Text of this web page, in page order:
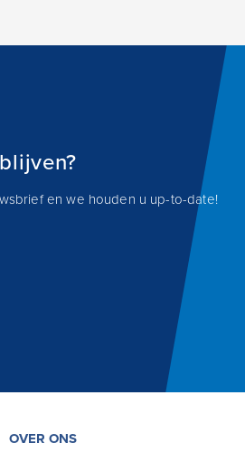
en we houden u up-to-date!
OVER ONS